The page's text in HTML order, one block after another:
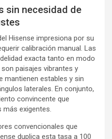
sin necesidad de
Hisense impresiona por su
calibración manual. Las
exacta tanto en modo
son paisajes vibrantes y
mantienen estables y sin
laterales. En conjunto,
convincente que
exigentes.
convencionales que
duplica esta tasa a 100